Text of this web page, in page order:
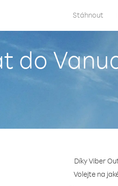
Stáhnout
do
Díky Viber
Volejte na